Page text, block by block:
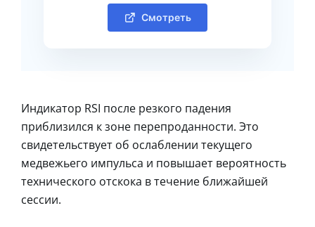
Смотреть
Индикатор RSI после резкого падения
приблизился к зоне перепроданности. Это
свидетельствует об ослаблении текущего
медвежьего импульса и повышает вероятность
технического отскока в течение ближайшей
сессии.